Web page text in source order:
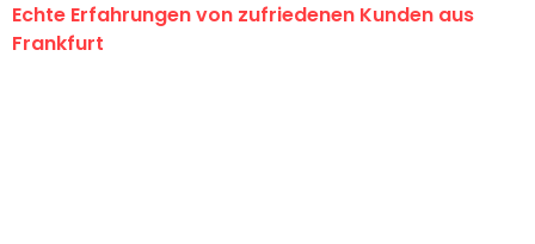
Echte Erfahrungen von zufriedenen Kunden aus
Frankfurt